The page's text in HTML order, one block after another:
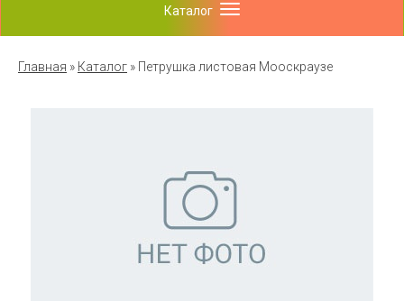
Каталог
Главная » Каталог » Петрушка листовая Мооскраузе